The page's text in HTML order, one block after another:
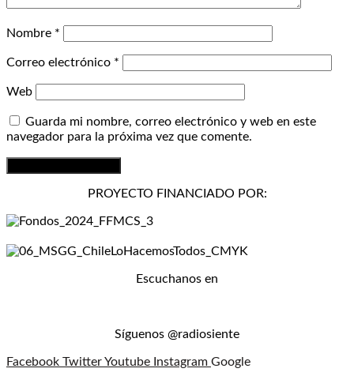
Nombre *
Correo electrónico *
Web
Guarda mi nombre, correo electrónico y web en este
navegador para la próxima vez que comente.
PROYECTO FINANCIADO POR:
Escuchanos en
Síguenos @radiosiente
Facebook TwitterYoutube Instagram Google